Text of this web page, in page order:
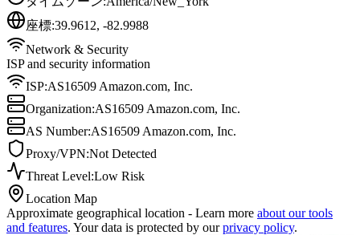
座標:39.9612, -82.9988
Network & Security
ISP and security information
ISP:AS16509 Amazon.com, Inc.
Organization:AS16509 Amazon.com, Inc.
AS Number:AS16509 Amazon.com, Inc.
Proxy/VPN:Not Detected
Threat Level:Low Risk
Location Map
Approximate geographical location - Learn more about our tools
and features. Your data is protected by ourprivacy policy.